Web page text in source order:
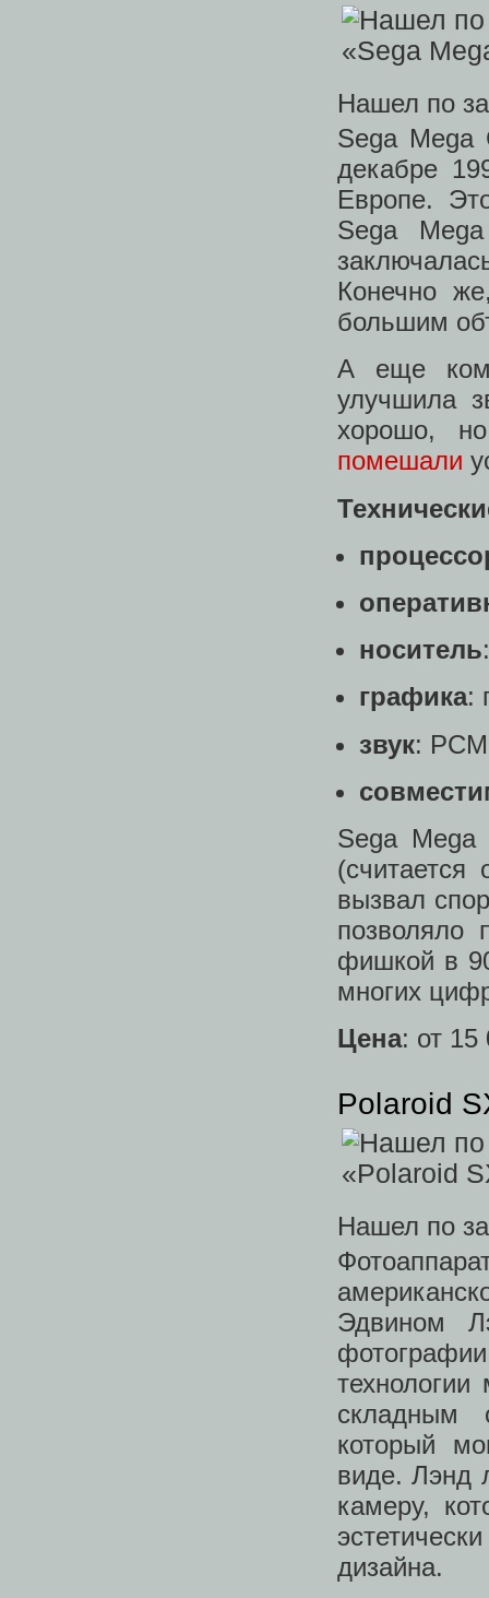
Нашел по
Sega
декабре
Европе.
Sega
Конечно
большим
А еще
улучшила
хорошо,
помешали
носитель
графика:
звук:
Sega
вызвал
позволяло
фишкой в
многих
Цена: от 15
Polaroid
Нашел по
Эдвином
складным
который
виде. Лэнд
камеру,
дизайна.